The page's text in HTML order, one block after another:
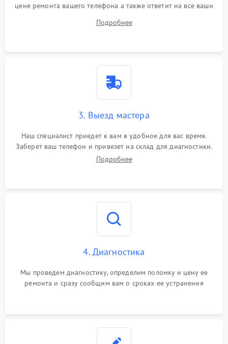
цене ремонта вашего телефона а также ответит на все ваши
Подробнее
3. Выезд мастера
Наш специалист приедет к вам в удобное для вас время.
Заберет ваш телефон и привезет на склад для диагностики.
Подробнее
4. Диагностика
Мы проведем диагностику, определим поломку и цену ее
ремонта и сразу сообщим вам о сроках ее устранения